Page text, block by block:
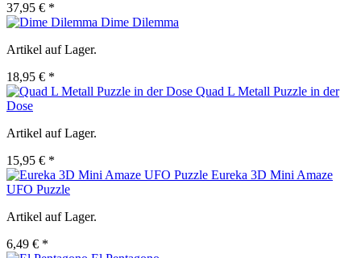
37,95 € *
Dime Dilemma
Artikel auf Lager.
18,95 € *
Quad L Metall Puzzle in der
Dose
Artikel auf Lager.
15,95 € *
Eureka 3D Mini Amaze
UFO Puzzle
Artikel auf Lager.
6,49 € *